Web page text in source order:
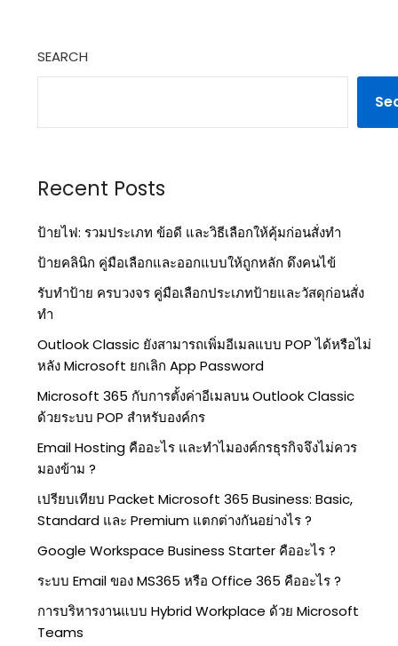
SEARCH
Recent Posts
ป้ายไฟ: รวมประเภท ข้อดี และวิธีเลือกให้คุ้มก่อนสั่งทำ
ป้ายคลินิก คู่มือเลือกและออกแบบให้ถูกหลัก ดึงคนไข้
รับทำป้าย ครบวงจร คู่มือเลือกประเภทป้ายและวัสดุก่อนสั่ง
ทำ
Outlook Classic ยังสามารถเพิ่มอีเมลแบบ POP ได้หรือไม่
หลัง Microsoft ยกเลิก App Password
Microsoft 365 กับการตั้งค่าอีเมลบน Outlook Classic
ด้วยระบบ POP สำหรับองค์กร
Email Hosting คืออะไร และทำไมองค์กรธุรกิจจึงไม่ควร
มองข้าม ?
เปรียบเทียบ Packet Microsoft 365 Business: Basic,
Standard และ Premium แตกต่างกันอย่างไร ?
Google Workspace Business Starter คืออะไร ?
ระบบ Email ของ MS365 หรือ Office 365 คืออะไร ?
การบริหารงานแบบ Hybrid Workplace ด้วย Microsoft
Teams